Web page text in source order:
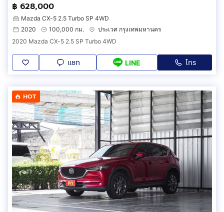
฿ 628,000
Mazda CX-5 2.5 Turbo SP 4WD
2020
100,000 กม.
ประเวศ กรุงเทพมหานคร
2020 Mazda CX-5 2.5 SP Turbo 4WD
แชท LINE โทร
HOT